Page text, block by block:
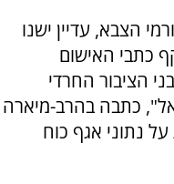
הצבא, עדיין ישנו
כתבי האישום
הציבור החרדי
כתבה בהרב-מיארה
נתוני אגף כוח